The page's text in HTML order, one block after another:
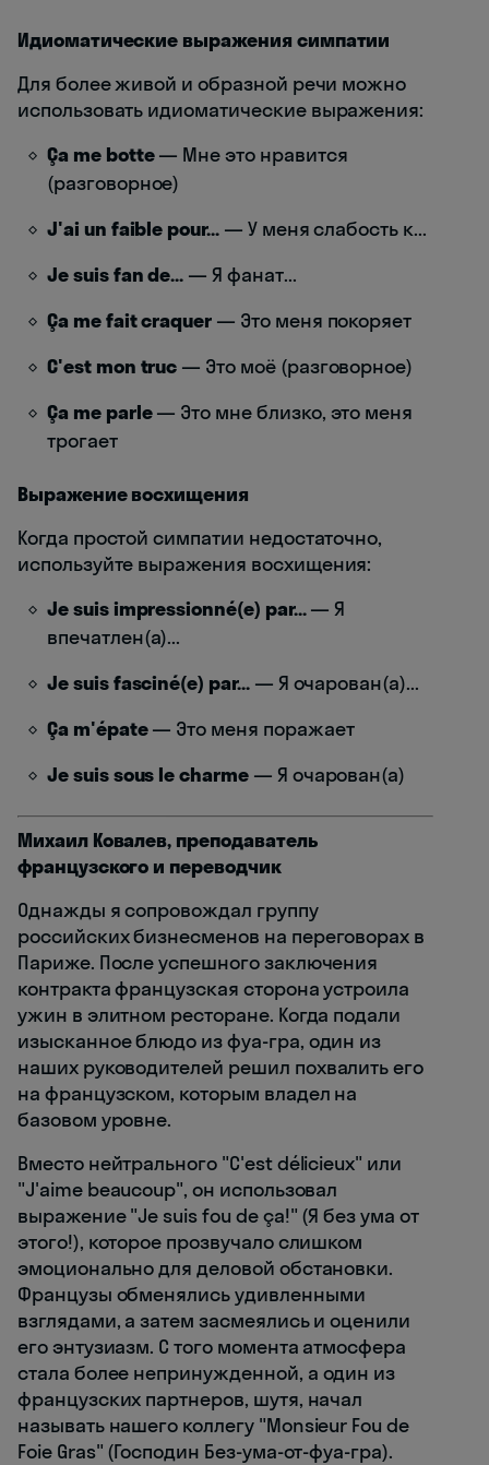
Идиоматические выражения симпатии
Для более живой и образной речи можно
использовать идиоматические выражения:
Ça me botte— Мне это нравится
(разговорное)
J'ai un faible pour...— У меня слабость к...
Je suis fan de... — Я фанат...
Ça me fait craquer — Это меня покоряет
C'est mon truc — Это моё (разговорное)
Ça me parle— Это мне близко, это меня
трогает
Выражение восхищения
Когда простой симпатии недостаточно,
используйте выражения восхищения:
Je suis impressionné(e) par...— Я
впечатлен(а)...
Je suis fasciné(e) par...— Я очарован(а)...
Ça m'épate— Это меня поражает
Je suis sous le charme— Я очарован(а)
Михаил Ковалев, преподаватель
французского и переводчик
Однажды я сопровождал группу
российских бизнесменов на переговорах в
Париже. После успешного заключения
контракта французская сторона устроила
ужин в элитном ресторане. Когда подали
изысканное блюдо из фуа-гра, один из
наших руководителей решил похвалить его
на французском, которым владел на
базовом уровне.
Вместо нейтрального "C'est délicieux" или
"J'aime beaucoup", он использовал
выражение "Je suis fou de ça!" (Я без ума от
этого!), которое прозвучало слишком
эмоционально для деловой обстановки.
Французы обменялись удивленными
взглядами, а затем засмеялись и оценили
его энтузиазм. С того момента атмосфера
стала более непринужденной, а один из
французских партнеров, шутя, начал
называть нашего коллегу "Monsieur Fou de
Foie Gras" (Господин Без-ума-от-фуа-гра).